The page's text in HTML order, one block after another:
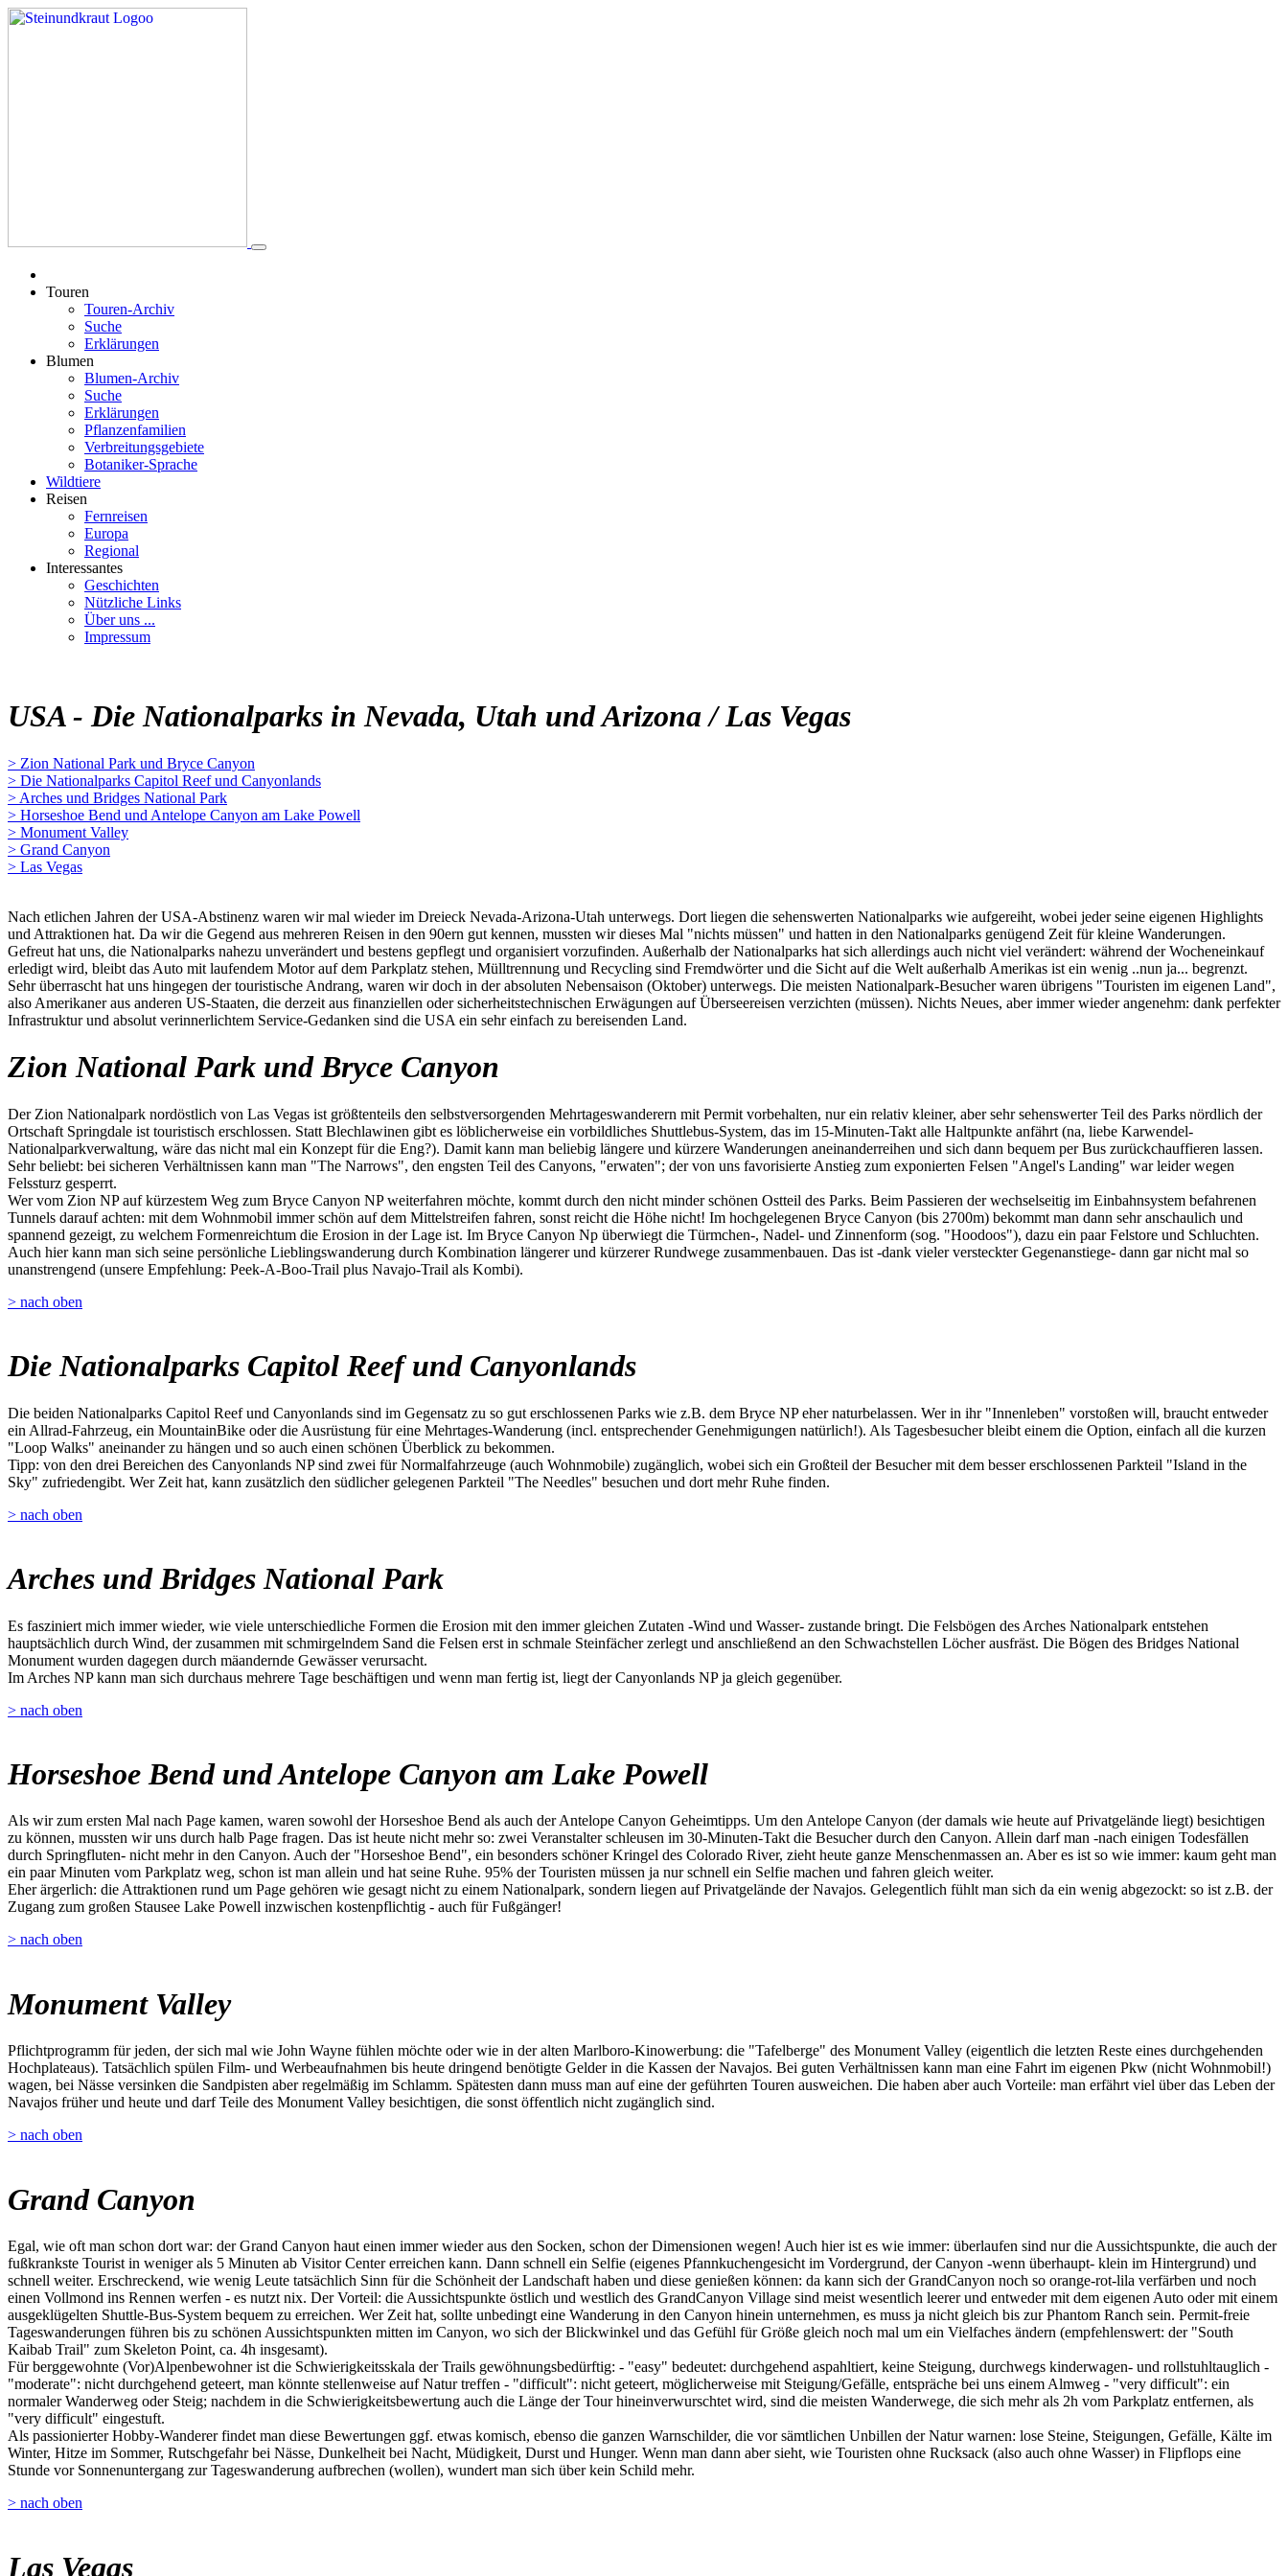
Touren
Touren-Archiv
Suche
Erklärungen
Blumen
Blumen-Archiv
Suche
Erklärungen
Pflanzenfamilien
Verbreitungsgebiete
Botaniker-Sprache
Wildtiere
Reisen
Fernreisen
Europa
Regional
Interessantes
Geschichten
Nützliche Links
Über uns ...
Impressum
USA - Die Nationalparks in Nevada, Utah und Arizona / Las Vegas
> Zion National Park und Bryce Canyon
> Die Nationalparks Capitol Reef und Canyonlands
> Arches und Bridges National Park
> Horseshoe Bend und Antelope Canyon am Lake Powell
> Monument Valley
> Grand Canyon
> Las Vegas
Nach etlichen Jahren der USA-Abstinenz waren wir mal wieder im Dreieck Nevada-Arizona-Utah unterwegs. Dort liegen die sehenswerten Nationalparks wie aufgereiht, wobei jeder seine eigenen Highlights
und Attraktionen hat. Da wir die Gegend aus mehreren Reisen in den 90ern gut kennen, mussten wir dieses Mal "nichts müssen" und hatten in den Nationalparks genügend Zeit für kleine Wanderungen.
Gefreut hat uns, die Nationalparks nahezu unverändert und bestens gepflegt und organisiert vorzufinden. Außerhalb der Nationalparks hat sich allerdings auch nicht viel verändert: während der Wocheneinkauf
erledigt wird, bleibt das Auto mit laufendem Motor auf dem Parkplatz stehen, Mülltrennung und Recycling sind Fremdwörter und die Sicht auf die Welt außerhalb Amerikas ist ein wenig ..nun ja... begrenzt.
Sehr überrascht hat uns hingegen der touristische Andrang, waren wir doch in der absoluten Nebensaison (Oktober) unterwegs. Die meisten Nationalpark-Besucher waren übrigens "Touristen im eigenen Land",
also Amerikaner aus anderen US-Staaten, die derzeit aus finanziellen oder sicherheitstechnischen Erwägungen auf Überseereisen verzichten (müssen). Nichts Neues, aber immer wieder angenehm: dank perfekter
Infrastruktur und absolut verinnerlichtem Service-Gedanken sind die USA ein sehr einfach zu bereisenden Land.
Zion National Park und Bryce Canyon
Der Zion Nationalpark nordöstlich von Las Vegas ist größtenteils den selbstversorgenden Mehrtageswanderern mit Permit vorbehalten, nur ein relativ kleiner, aber sehr sehenswerter Teil des Parks nördlich der
Ortschaft Springdale ist touristisch erschlossen. Statt Blechlawinen gibt es löblicherweise ein vorbildliches Shuttlebus-System, das im 15-Minuten-Takt alle Haltpunkte anfährt (na, liebe Karwendel-
Nationalparkverwaltung, wäre das nicht mal ein Konzept für die Eng?). Damit kann man beliebig längere und kürzere Wanderungen aneinanderreihen und sich dann bequem per Bus zurückchauffieren lassen.
Sehr beliebt: bei sicheren Verhältnissen kann man "The Narrows", den engsten Teil des Canyons, "erwaten"; der von uns favorisierte Anstieg zum exponierten Felsen "Angel's Landing" war leider wegen
Felssturz gesperrt.
Wer vom Zion NP auf kürzestem Weg zum Bryce Canyon NP weiterfahren möchte, kommt durch den nicht minder schönen Ostteil des Parks. Beim Passieren der wechselseitig im Einbahnsystem befahrenen
Tunnels darauf achten: mit dem Wohnmobil immer schön auf dem Mittelstreifen fahren, sonst reicht die Höhe nicht! Im hochgelegenen Bryce Canyon (bis 2700m) bekommt man dann sehr anschaulich und
spannend gezeigt, zu welchem Formenreichtum die Erosion in der Lage ist. Im Bryce Canyon Np überwiegt die Türmchen-, Nadel- und Zinnenform (sog. "Hoodoos"), dazu ein paar Felstore und Schluchten.
Auch hier kann man sich seine persönliche Lieblingswanderung durch Kombination längerer und kürzerer Rundwege zusammenbauen. Das ist -dank vieler versteckter Gegenanstiege- dann gar nicht mal so
unanstrengend (unsere Empfehlung: Peek-A-Boo-Trail plus Navajo-Trail als Kombi).
> nach oben
Die Nationalparks Capitol Reef und Canyonlands
Die beiden Nationalparks Capitol Reef und Canyonlands sind im Gegensatz zu so gut erschlossenen Parks wie z.B. dem Bryce NP eher naturbelassen. Wer in ihr "Innenleben" vorstoßen will, braucht entweder
ein Allrad-Fahrzeug, ein MountainBike oder die Ausrüstung für eine Mehrtages-Wanderung (incl. entsprechender Genehmigungen natürlich!). Als Tagesbesucher bleibt einem die Option, einfach all die kurzen
"Loop Walks" aneinander zu hängen und so auch einen schönen Überblick zu bekommen.
Tipp: von den drei Bereichen des Canyonlands NP sind zwei für Normalfahrzeuge (auch Wohnmobile) zugänglich, wobei sich ein Großteil der Besucher mit dem besser erschlossenen Parkteil "Island in the
Sky" zufriedengibt. Wer Zeit hat, kann zusätzlich den südlicher gelegenen Parkteil "The Needles" besuchen und dort mehr Ruhe finden.
> nach oben
Arches und Bridges National Park
Es fasziniert mich immer wieder, wie viele unterschiedliche Formen die Erosion mit den immer gleichen Zutaten -Wind und Wasser- zustande bringt. Die Felsbögen des Arches Nationalpark entstehen
hauptsächlich durch Wind, der zusammen mit schmirgelndem Sand die Felsen erst in schmale Steinfächer zerlegt und anschließend an den Schwachstellen Löcher ausfräst. Die Bögen des Bridges National
Monument wurden dagegen durch mäandernde Gewässer verursacht.
Im Arches NP kann man sich durchaus mehrere Tage beschäftigen und wenn man fertig ist, liegt der Canyonlands NP ja gleich gegenüber.
> nach oben
Horseshoe Bend und Antelope Canyon am Lake Powell
Als wir zum ersten Mal nach Page kamen, waren sowohl der Horseshoe Bend als auch der Antelope Canyon Geheimtipps. Um den Antelope Canyon (der damals wie heute auf Privatgelände liegt) besichtigen
zu können, mussten wir uns durch halb Page fragen. Das ist heute nicht mehr so: zwei Veranstalter schleusen im 30-Minuten-Takt die Besucher durch den Canyon. Allein darf man -nach einigen Todesfällen
durch Springfluten- nicht mehr in den Canyon. Auch der "Horseshoe Bend", ein besonders schöner Kringel des Colorado River, zieht heute ganze Menschenmassen an. Aber es ist so wie immer: kaum geht man
ein paar Minuten vom Parkplatz weg, schon ist man allein und hat seine Ruhe. 95% der Touristen müssen ja nur schnell ein Selfie machen und fahren gleich weiter.
Eher ärgerlich: die Attraktionen rund um Page gehören wie gesagt nicht zu einem Nationalpark, sondern liegen auf Privatgelände der Navajos. Gelegentlich fühlt man sich da ein wenig abgezockt: so ist z.B. der
Zugang zum großen Stausee Lake Powell inzwischen kostenpflichtig - auch für Fußgänger!
> nach oben
Monument Valley
Pflichtprogramm für jeden, der sich mal wie John Wayne fühlen möchte oder wie in der alten Marlboro-Kinowerbung: die "Tafelberge" des Monument Valley (eigentlich die letzten Reste eines durchgehenden
Hochplateaus). Tatsächlich spülen Film- und Werbeaufnahmen bis heute dringend benötigte Gelder in die Kassen der Navajos. Bei guten Verhältnissen kann man eine Fahrt im eigenen Pkw (nicht Wohnmobil!)
wagen, bei Nässe versinken die Sandpisten aber regelmäßig im Schlamm. Spätesten dann muss man auf eine der geführten Touren ausweichen. Die haben aber auch Vorteile: man erfährt viel über das Leben der
Navajos früher und heute und darf Teile des Monument Valley besichtigen, die sonst öffentlich nicht zugänglich sind.
> nach oben
Grand Canyon
Egal, wie oft man schon dort war: der Grand Canyon haut einen immer wieder aus den Socken, schon der Dimensionen wegen! Auch hier ist es wie immer: überlaufen sind nur die Aussichtspunkte, die auch der
fußkrankste Tourist in weniger als 5 Minuten ab Visitor Center erreichen kann. Dann schnell ein Selfie (eigenes Pfannkuchengesicht im Vordergrund, der Canyon -wenn überhaupt- klein im Hintergrund) und
schnell weiter. Erschreckend, wie wenig Leute tatsächlich Sinn für die Schönheit der Landschaft haben und diese genießen können: da kann sich der GrandCanyon noch so orange-rot-lila verfärben und noch
einen Vollmond ins Rennen werfen - es nutzt nix. Der Vorteil: die Aussichtspunkte östlich und westlich des GrandCanyon Village sind meist wesentlich leerer und entweder mit dem eigenen Auto oder mit einem
ausgeklügelten Shuttle-Bus-System bequem zu erreichen. Wer Zeit hat, sollte unbedingt eine Wanderung in den Canyon hinein unternehmen, es muss ja nicht gleich bis zur Phantom Ranch sein. Permit-freie
Tageswanderungen führen bis zu schönen Aussichtspunkten mitten im Canyon, wo sich der Blickwinkel und das Gefühl für Größe gleich noch mal um ein Vielfaches ändern (empfehlenswert: der "South
Kaibab Trail" zum Skeleton Point, ca. 4h insgesamt).
Für berggewohnte (Vor)Alpenbewohner ist die Schwierigkeitsskala der Trails gewöhnungsbedürftig: - "easy" bedeutet: durchgehend aspahltiert, keine Steigung, durchwegs kinderwagen- und rollstuhltauglich -
"moderate": nicht durchgehend geteert, man könnte stellenweise auf Natur treffen - "difficult": nicht geteert, möglicherweise mit Steigung/Gefälle, entspräche bei uns einem Almweg - "very difficult": ein
normaler Wanderweg oder Steig; nachdem in die Schwierigkeitsbewertung auch die Länge der Tour hineinverwurschtet wird, sind die meisten Wanderwege, die sich mehr als 2h vom Parkplatz entfernen, als
"very difficult" eingestuft.
Als passionierter Hobby-Wanderer findet man diese Bewertungen ggf. etwas komisch, ebenso die ganzen Warnschilder, die vor sämtlichen Unbillen der Natur warnen: lose Steine, Steigungen, Gefälle, Kälte im
Winter, Hitze im Sommer, Rutschgefahr bei Nässe, Dunkelheit bei Nacht, Müdigkeit, Durst und Hunger. Wenn man dann aber sieht, wie Touristen ohne Rucksack (also auch ohne Wasser) in Flipflops eine
Stunde vor Sonnenuntergang zur Tageswanderung aufbrechen (wollen), wundert man sich über kein Schild mehr.
> nach oben
Las Vegas